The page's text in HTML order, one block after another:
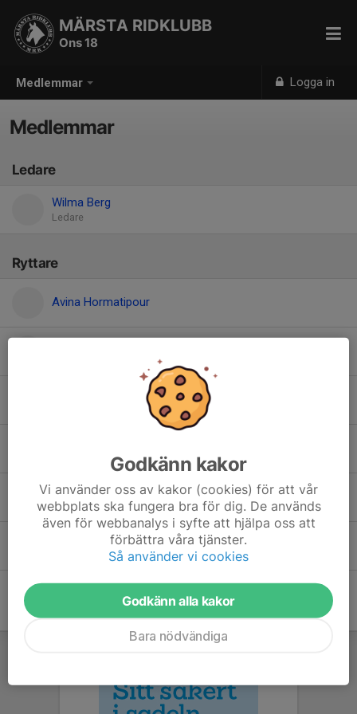
Medlemmar Logga in
MÄRSTA RIDKLUBB
Ons 18
Medlemmar
Ledare
Wilma Berg
Ledare
Ryttare
Avina Hormatipour
Ricke Waage
Tove Forslund
Godkänn kakor
Vi använder oss av kakor (cookies) för att vår
webbplats ska fungera bra för dig. De används
även för webbanalys i syfte att hjälpa oss att
förbättra våra tjänster.
Så använder vi cookies
Godkänn alla kakor
Bara nödvändiga